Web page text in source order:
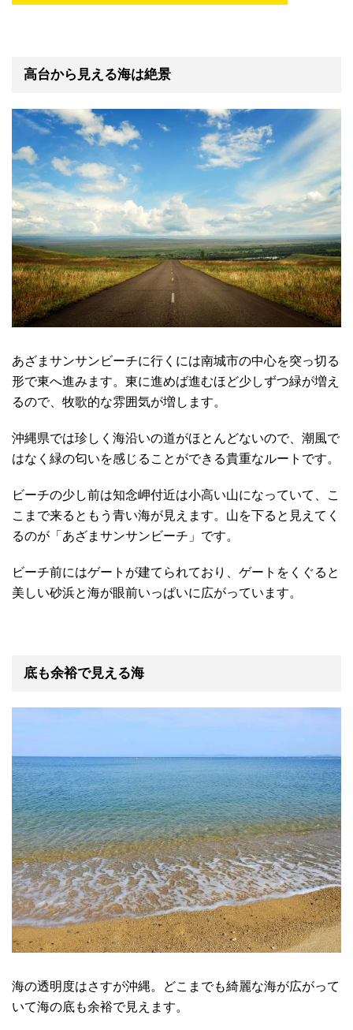
高台から見える海は絶景
あざまサンサンビーチに行くには南城市の中心を突っ切る
形で東へ進みます。東に進めば進むほど少しずつ緑が増え
るので、牧歌的な雰囲気が増します。
沖縄県では珍しく海沿いの道がほとんどないので、潮風で
はなく緑の匂いを感じることができる貴重なルートです。
ビーチの少し前は知念岬付近は小高い山になっていて、こ
こまで来るともう青い海が見えます。山を下ると見えてく
るのが「あざまサンサンビーチ」です。
ビーチ前にはゲートが建てられており、ゲートをくぐると
美しい砂浜と海が眼前いっぱいに広がっています。
底も余裕で見える海
海の透明度はさすが沖縄。どこまでも綺麗な海が広がって
いて海の底も余裕で見えます。